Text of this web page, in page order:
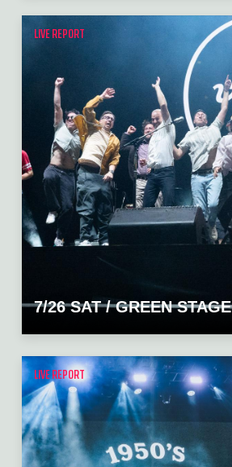
LIVE REPORT
7/26 SAT / GREEN STAGE
LIVE REPORT